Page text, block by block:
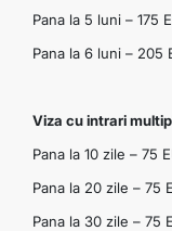
Pana la 5 luni – 175
Pana la 6 luni – 205
Viza cu intrari
Pana la 10 zile – 75
Pana la 20 zile – 75
Pana la 30 zile – 75